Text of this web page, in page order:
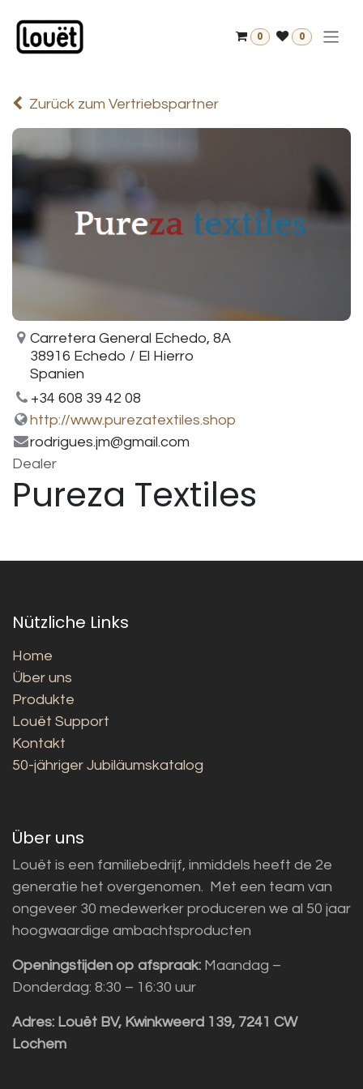
0 0
Zurück zum Vertriebspartner
Carretera General Echedo, 8A
38916 Echedo / El Hierro
Spanien
+34 608 39 42 08
http://www.purezatextiles.shop
rodrigues.jm@gmail.com
Dealer
Pureza Textiles
Nützliche Links
Home
Über uns
Produkte
Louët Support
Kontakt
50-jähriger Jubiläumskatalog
Über uns
Louët is een familiebedrijf, inmiddels heeft de 2e
generatie het overgenomen. Met een team van
ongeveer 30 medewerker produceren we al 50 jaar
hoogwaardige ambachtsproducten
Openingstijden op afspraak: Maandag –
Donderdag: 8:30 – 16:30 uur
Adres: Louët BV, Kwinkweerd 139, 7241 CW
Lochem